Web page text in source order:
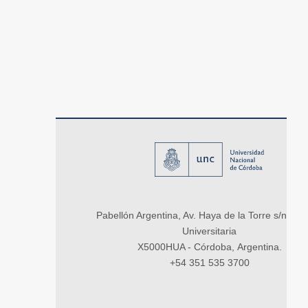
Pabellón Argentina, Av. Haya de la Torre s/n,
Universitaria
X5000HUA - Córdoba, Argentina.
+54 351 535 3700